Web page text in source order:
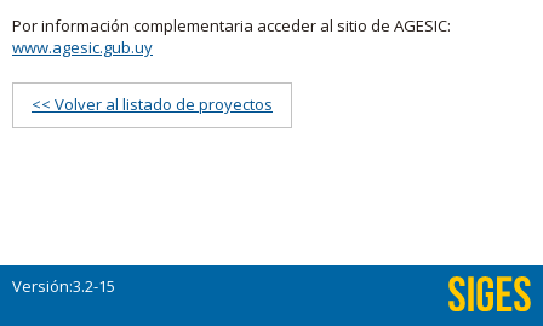
Por información complementaria acceder al sitio de AGESIC:
www.agesic.gub.uy
<< Volver al listado de proyectos
Versión:3.2-15